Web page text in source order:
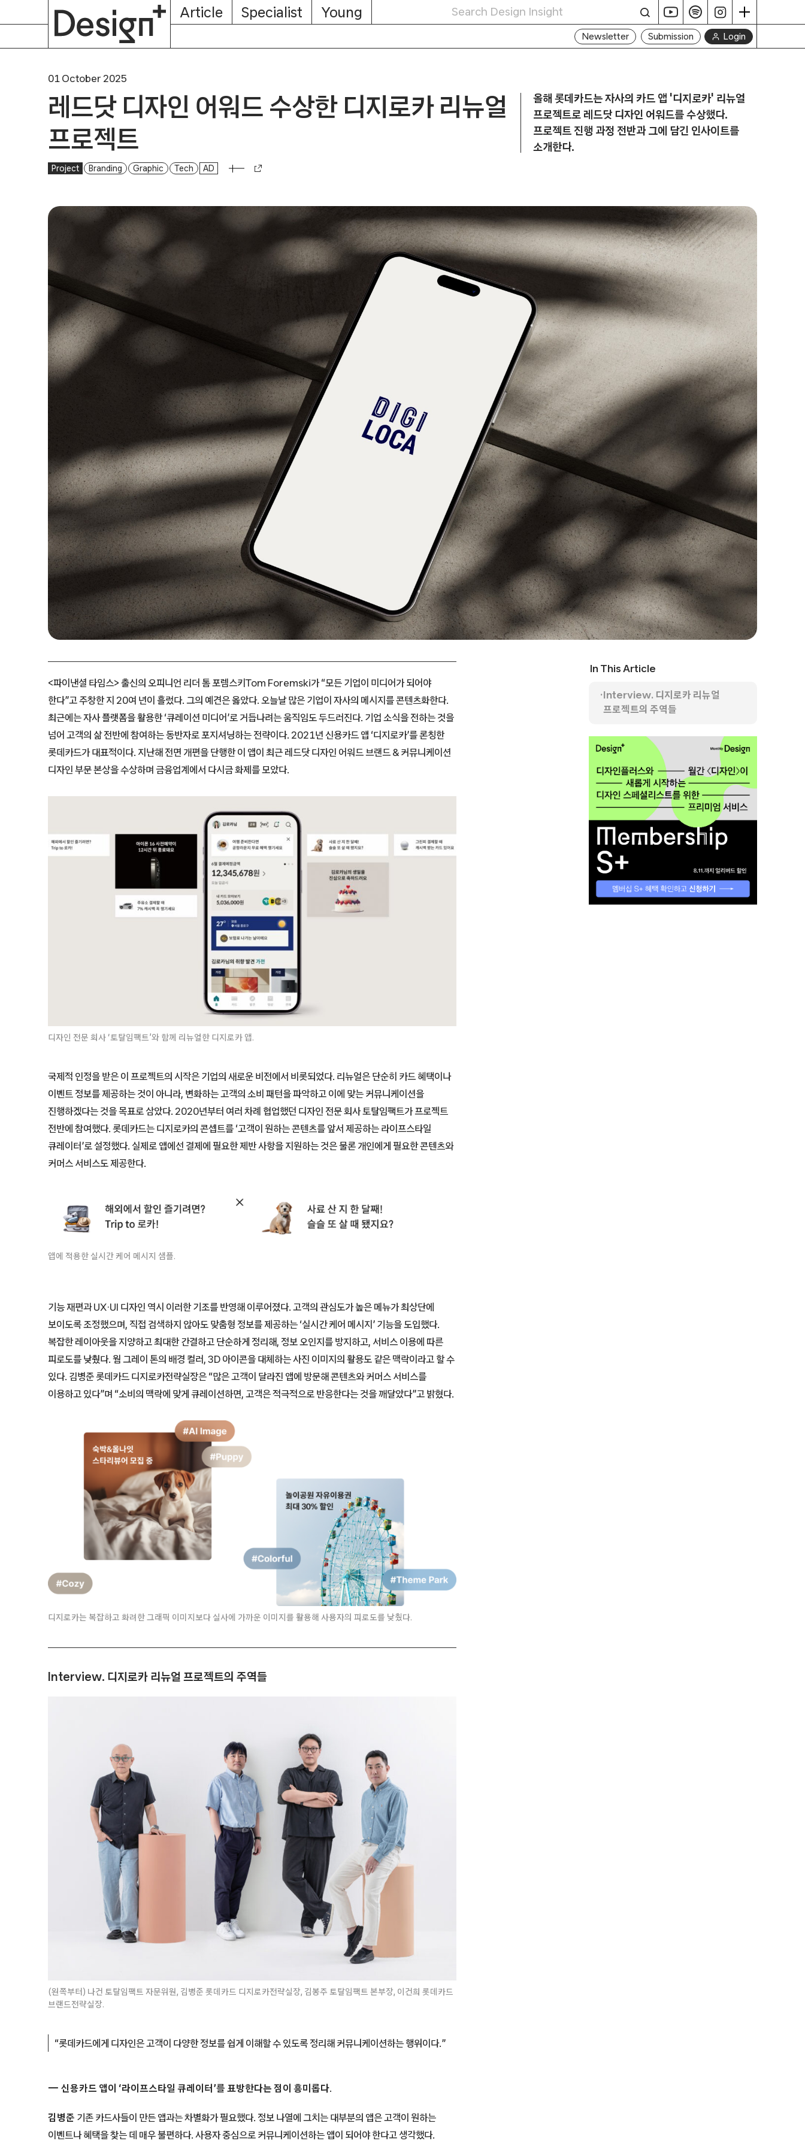
Article Specialist Young
Newsletter Submission Login
01 October 2025
레드닷 디자인 어워드 수상한 디지로카 리뉴얼
프로젝트
Project Branding Graphic Tech AD
올해 롯데카드는 자사의 카드 앱 '디지로카' 리뉴얼
프로젝트로 레드닷 디자인 어워드를 수상했다.
프로젝트 진행 과정 전반과 그에 담긴 인사이트를
소개한다.
레드닷 디자인 어워드 수상한 디지로카 리뉴얼 프로젝트
<파이낸셜 타임스> 출신의 오피니언 리더 톰 포렘스키Tom Foremski가 “모든 기업이 미디어가 되어야
한다”고 주창한 지 20여 년이 흘렀다. 그의 예견은 옳았다. 오늘날 많은 기업이 자사의 메시지를 콘텐츠화한다.
최근에는 자사 플랫폼을 활용한 ‘큐레이션 미디어’로 거듭나려는 움직임도 두드러진다. 기업 소식을 전하는 것을
넘어 고객의 삶 전반에 참여하는 동반자로 포지셔닝하는 전략이다. 2021년 신용카드 앱 ‘디지로카’를 론칭한
롯데카드가 대표적이다. 지난해 전면 개편을 단행한 이 앱이 최근 레드닷 디자인 어워드 브랜드 & 커뮤니케이션
디자인 부문 본상을 수상하며 금융업계에서 다시금 화제를 모았다.
디자인 전문 회사 ‘토탈임팩트’와 함께 리뉴얼한 디지로카 앱.
국제적 인정을 받은 이 프로젝트의 시작은 기업의 새로운 비전에서 비롯되었다. 리뉴얼은 단순히 카드 혜택이나
이벤트 정보를 제공하는 것이 아니라, 변화하는 고객의 소비 패턴을 파악하고 이에 맞는 커뮤니케이션을
진행하겠다는 것을 목표로 삼았다. 2020년부터 여러 차례 협업했던 디자인 전문 회사 토탈임팩트가 프로젝트
전반에 참여했다. 롯데카드는 디지로카의 콘셉트를 ‘고객이 원하는 콘텐츠를 앞서 제공하는 라이프스타일
큐레이터’로 설정했다. 실제로 앱에선 결제에 필요한 제반 사항을 지원하는 것은 물론 개인에게 필요한 콘텐츠와
커머스 서비스도 제공한다.
앱에 적용한 실시간 케어 메시지 샘플.
기능 재편과 UX·UI 디자인 역시 이러한 기조를 반영해 이루어졌다. 고객의 관심도가 높은 메뉴가 최상단에
보이도록 조정했으며, 직접 검색하지 않아도 맞춤형 정보를 제공하는 ‘실시간 케어 메시지’ 기능을 도입했다.
복잡한 레이아웃을 지양하고 최대한 간결하고 단순하게 정리해, 정보 오인지를 방지하고, 서비스 이용에 따른
피로도를 낮췄다. 웜 그레이 톤의 배경 컬러, 3D 아이콘을 대체하는 사진 이미지의 활용도 같은 맥락이라고 할 수
있다. 김병준 롯데카드 디지로카전략실장은 “많은 고객이 달라진 앱에 방문해 콘텐츠와 커머스 서비스를
이용하고 있다”며 “소비의 맥락에 맞게 큐레이션하면, 고객은 적극적으로 반응한다는 것을 깨달았다”고 밝혔다.
디지로카는 복잡하고 화려한 그래픽 이미지보다 실사에 가까운 이미지를 활용해 사용자의 피로도를 낮췄다.
Interview. 디지로카 리뉴얼 프로젝트의 주역들
(왼쪽부터) 나건 토탈임팩트 자문위원, 김병준 롯데카드 디지로카전략실장, 김봉주 토탈임팩트 본부장, 이건희 롯데카드
브랜드전략실장.
“롯데카드에게 디자인은 고객이 다양한 정보를 쉽게 이해할 수 있도록 정리해 커뮤니케이션하는 행위이다.”
신용카드 앱이 ‘라이프스타일 큐레이터’를 표방한다는 점이 흥미롭다.
김병준 기존 카드사들이 만든 앱과는 차별화가 필요했다. 정보 나열에 그치는 대부분의 앱은 고객이 원하는
이벤트나 혜택을 찾는 데 매우 불편하다. 사용자 중심으로 커뮤니케이션하는 앱이 되어야 한다고 생각했다.
In This Article
Interview. 디지로카 리뉴얼
프로젝트의 주역들
About
Subscription
Magazine